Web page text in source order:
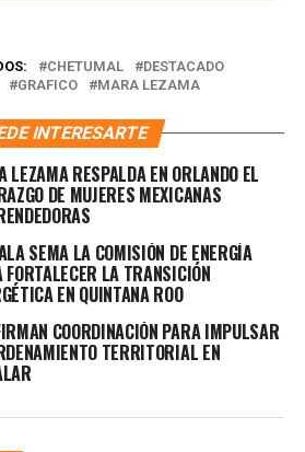
CHETUMAL
DESTACADO
GRAFICO MARA LEZAMA
INTERESARTE
LEZAMA RESPALDA EN ORLANDO EL
DE MUJERES MEXICANAS
SEMA LA COMISIÓN DE ENERGÍA
FORTALECER LA TRANSICIÓN
EN QUINTANA ROO
COORDINACIÓN PARA IMPULSAR
TERRITORIAL EN